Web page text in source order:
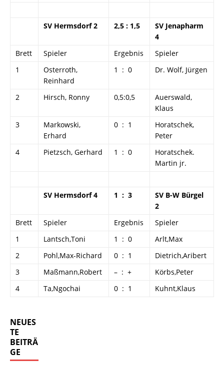
SV Hermsdorf 2 2,5 : 1,5
SV Jenapharm
4
Brett
Spieler Ergebnis
Spieler
1
Osterroth,
Reinhard
1 : 0 Dr. Wolf, Jürgen
2 Hirsch, Ronny 0,5:0,5
Auerswald,
Klaus
3
Markowski,
Erhard
0 : 1
Horatschek,
Peter
4
Pietzsch, Gerhard 1 : 0
Horatschek.
Martin jr.
SV Hermsdorf 4 1 : 3
SV B-W Bürgel
2
Brett
Spieler Ergebnis
Spieler
1
Lantsch,Toni 1 : 0
Arlt,Max
2
Pohl,Max-Richard 0 : 1
Dietrich,Aribert
3
Maßmann,Robert – : +
Körbs,Peter
4
Ta,Ngochai 0 : 1 Kuhnt,Klaus
NEUES
TE
BEITRÄ
GE